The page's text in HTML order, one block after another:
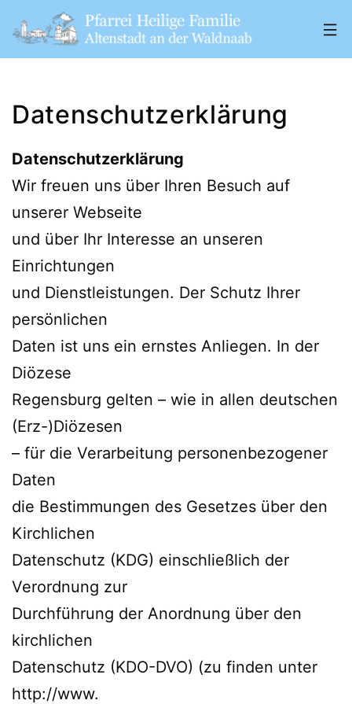
Inhalt
Familie"
Altenstadt
a.
d.
W.
Datenschutzerklärung
Datenschutzerklärung
Wir freuen uns über Ihren Besuch auf
unserer Webseite
und über Ihr Interesse an unseren
Einrichtungen
und Dienstleistungen. Der Schutz Ihrer
persönlichen
Daten ist uns ein ernstes Anliegen. In der
Diözese
Regensburg gelten – wie in allen deutschen
(Erz-)Diözesen
– für die Verarbeitung personenbezogener
Daten
die Bestimmungen des Gesetzes über den
Kirchlichen
Datenschutz (KDG) einschließlich der
Verordnung zur
Durchführung der Anordnung über den
kirchlichen
Datenschutz (KDO-DVO) (zu finden unter
http://www.